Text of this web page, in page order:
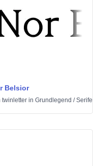
Belsior
twinletter in Grundlegend /Serife